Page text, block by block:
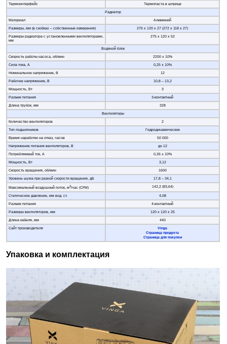
Термоинтерфейс
Термопаста в шприце
Радиатор
Материал
Алюминий
Размеры, мм (в скобках – собственные измерения)
275 x 120 x 27 (272 x 118 x 27)
Размеры радиатора с установленными вентиляторами,
мм
275 x 120 x 52
Водяной блок
Скорость работы насоса, об/мин
2200 ± 10%
Сила тока, А
0,25 ± 10%
Номинальное напряжение, В
12
Рабочее напряжение, В
10,8 – 13,2
Мощность, Вт
3
Разъем питания
3-контактный
Длина трубок, мм
328
Вентиляторы
Количество вентиляторов
2
Тип подшипников
Гидродинамические
Время наработки на отказ, часов
50 000
Напряжение питания вентиляторов, В
до 12
Потребляемый ток, А
0,26 ± 10%
Мощность, Вт
3,12
Скорость вращения, об/мин
1600
Уровень шума при разной скорости вращения, дБ
17,8 – 34,1
Максимальный воздушный поток, м3/час (CFM) 142,2 (83,64)
Статическое давление, мм вод. ст.
4,08
Разъем питания
4-контактный
Размеры вентиляторов, мм
120 х 120 х 25
Длина кабеля, мм
440
Сайт производителя
Vinga
Страница продукта
Страница для покупки
Упаковка и комплектация